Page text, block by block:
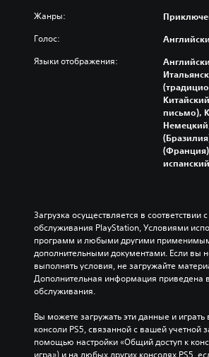
Жанры:
Голос:
Языки отображения:
письмо),
Загрузка осуществляется в соответствии
обслуживания PlayStation, Условиями
программ и любыми другими
дополнительными документами. Если вы
выполнять условия, не загружайте
Дополнительная информация приведена
обслуживания.
Вы можете загружать эти данные и играть
консоли PS5, связанной с вашей учетной
помощью настройки «Общий доступ к
игра») и на любых других консолях PS5,